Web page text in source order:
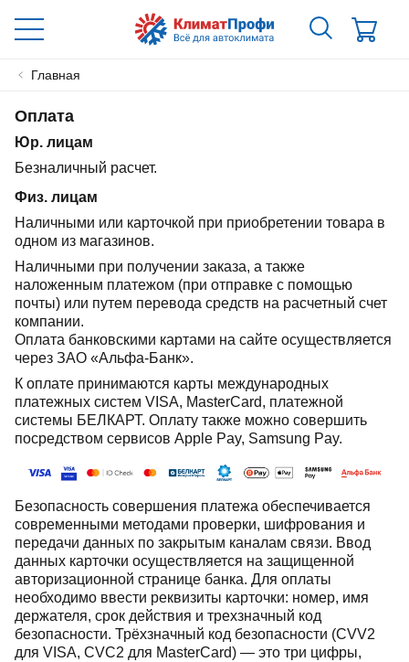
Главная
Оплата
Юр. лицам
Безналичный расчет.
Физ. лицам
Наличными или карточкой при приобретении товара в
одном из магазинов.
Наличными при получении заказа, а также
наложенным платежом (при отправке с помощью
почты) или путем перевода средств на расчетный счет
компании.
Оплата банковскими картами на сайте осуществляется
через ЗАО «Альфа-Банк».
К оплате принимаются карты международных
платежных систем VISA, MasterCard, платежной
системы БЕЛКАРТ. Оплату также можно совершить
посредством сервисов Apple Pay, Samsung Pay.
Безопасность совершения платежа обеспечивается
современными методами проверки, шифрования и
передачи данных по закрытым каналам связи. Ввод
данных карточки осуществляется на защищенной
авторизационной странице банка. Для оплаты
необходимо ввести реквизиты карточки: номер, имя
держателя, срок действия и трехзначный код
безопасности. Трёхзначный код безопасности (CVV2
для VISA, CVC2 для MasterCard) — это три цифры,